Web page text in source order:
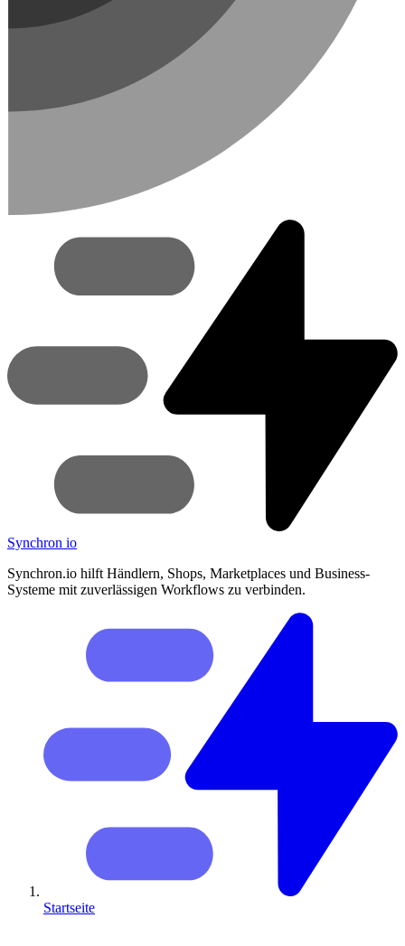
Synchron io
Synchron.io hilft Händlern, Shops, Marketplaces und Business-
Systeme mit zuverlässigen Workflows zu verbinden.
Startseite